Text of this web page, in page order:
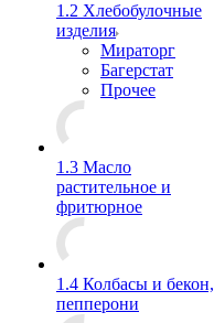
1.2 Хлебобулочные
изделия
Мираторг
Багерстат
Прочее
1.3 Масло
растительное и
фритюрное
1.4 Колбасы и бекон,
пепперони